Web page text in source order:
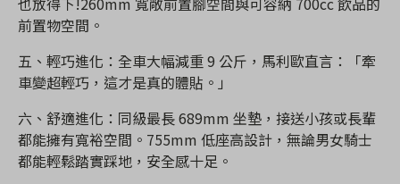
前置物空間。
五、輕巧進化：全車大幅減重 9 公斤，馬利歐直言：「牽
車變超輕巧，這才是真的體貼。」
六、舒適進化：同級最長 689mm 坐墊，接送小孩或長輩
都能擁有寬裕空間。755mm 低座高設計，無論男女騎士
都能輕鬆踏實踩地，安全感十足。